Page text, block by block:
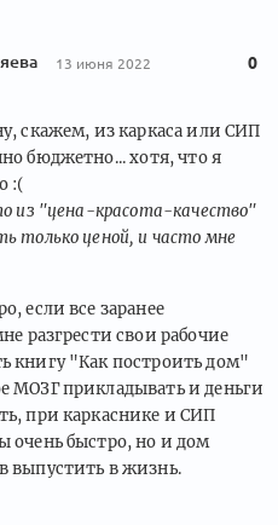
13 июня 2022 0
скажем, из каркаса или СИП
бюджетно... хотя, что я
:(
из "цена-красота-качество"
только ценой, и часто мне
если все заранее
разгрести свои рабочие
книгу "Как построить дом"
МОЗГ прикладывать и деньги
при каркаснике и СИП
очень быстро, но и дом
выпустить в жизнь.